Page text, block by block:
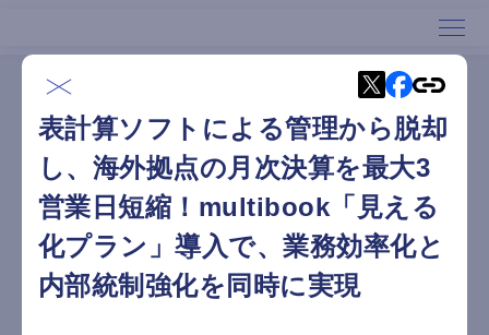
ホーム
サービス
導入事例
セミナー
会社概要
ホーム
導入事例
サービス資料ダウンロード
デモリクエスト
表計算ソフトによる管理から脱却
し、海外拠点の月次決算を最大3
営業日短縮！multibook「見える
化プラン」導入で、業務効率化と
内部統制強化を同時に実現